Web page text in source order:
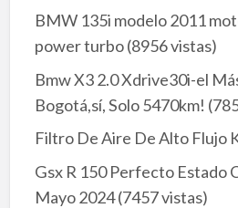
BMW 135i modelo 2011
power turbo(8956 vistas)
Bmw X3 2.0 Xdrive30i-el
Bogotá,sí, Solo 5470km!
Filtro De Aire De Alto Flujo
Gsx R 150 Perfecto Estado
Mayo 2024(7457 vistas)